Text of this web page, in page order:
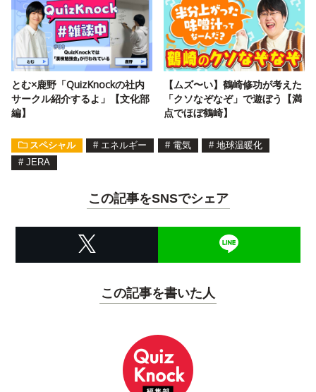
とむ×鹿野「QuizKnockの社内
サークル紹介するよ」【文化部
編】
【ムズ〜い】鶴崎修功が考えた
「クソなぞなぞ」で遊ぼう【満
点でほぼ鶴崎】
スペシャル # エネルギー # 電気 # 地球温暖化
# JERA
この記事をSNSでシェア
この記事を書いた人